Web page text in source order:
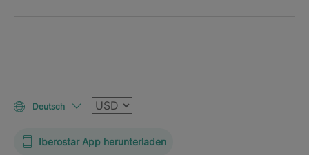
Deutsch Währung
Iberostar App herunterladen